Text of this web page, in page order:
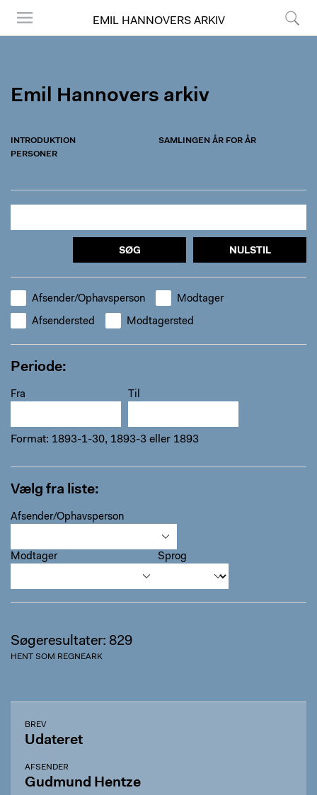
EMIL HANNOVERS ARKIV
Emil Hannovers arkiv
INTRODUKTION
SAMLINGEN ÅR FOR ÅR
PERSONER
SØG NULSTIL
Afsender/Ophavsperson Modtager
Afsendersted Modtagersted
Periode
Fra Til
Format: 1893-1-30, 1893-3 eller 1893
Vælg fra liste
Afsender/Ophavsperson
Modtager Sprog
Søgeresultater: 829
HENT SOM REGNEARK
BREV
Udateret
AFSENDER
Gudmund Hentze